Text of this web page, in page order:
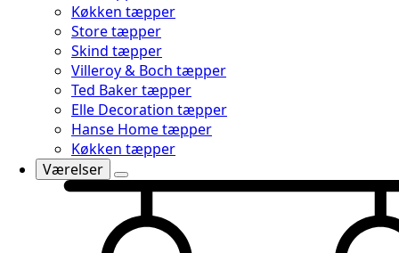
Køkken tæpper
Store tæpper
Skind tæpper
Villeroy & Boch tæpper
Ted Baker tæpper
Elle Decoration tæpper
Hanse Home tæpper
Køkken tæpper
Værelser